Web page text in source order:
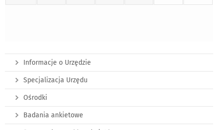
Informacje o Urzędzie
Specjalizacja Urzędu
Ośrodki
Badania ankietowe